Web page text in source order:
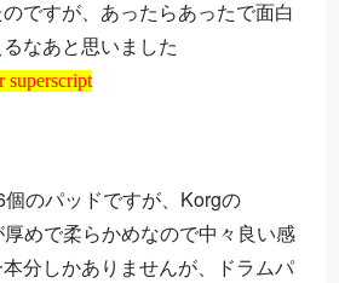
ですが、あったらあったで面白
なあと思いました
superscript
のパッドですが、Korgの
めで柔らかめなので中々良い感
分しかありませんが、ドラムパ